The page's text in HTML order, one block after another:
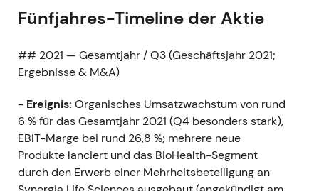
Fünfjahres-Timeline der Aktie
## 2021 — Gesamtjahr / Q3 (Geschäftsjahr 2021;
Ergebnisse & M&A)
- Ereignis: Organisches Umsatzwachstum von rund
6 % für das Gesamtjahr 2021 (Q4 besonders stark),
EBIT-Marge bei rund 26,8 %; mehrere neue
Produkte lanciert und das BioHealth-Segment
durch den Erwerb einer Mehrheitsbeteiligung an